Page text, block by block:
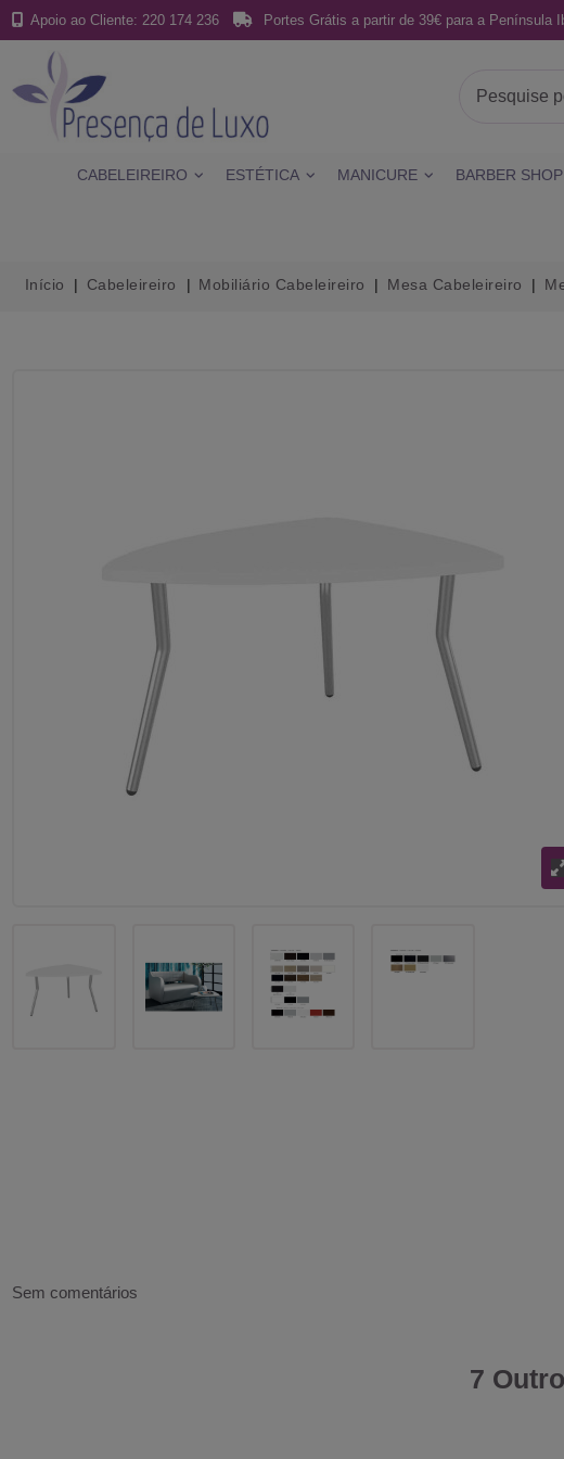
Apoio ao Cliente: 220 174 236 Portes Grátis a partir de 39€ para a Península
CABELEIREIRO ESTÉTICA MANICURE BARBER SHOP
Início Cabeleireiro Mobiliário Cabeleireiro Mesa Cabeleireiro
Sem comentários
7